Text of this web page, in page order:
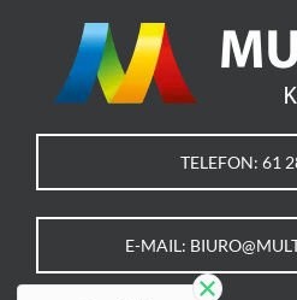
TELEFON: 61
E-MAIL: